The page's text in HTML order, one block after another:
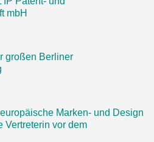
mbH
großen Berliner
Marken- und Design
Vertreterin vor dem